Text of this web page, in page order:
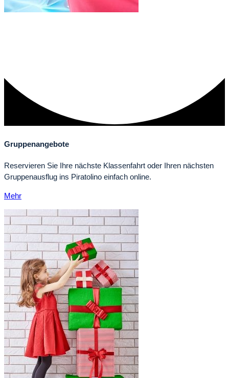
Gruppenangebote
Reser­vie­ren Sie Ihre nächste Klas­sen­fahrt oder Ihren nächs­ten
Grup­pen­aus­flug ins Piratolino ein­fach online.
Mehr